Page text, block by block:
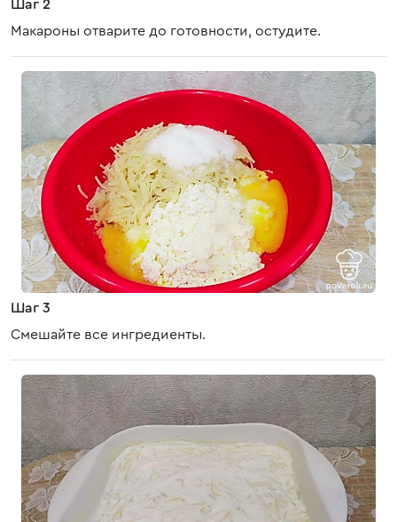
Шаг 2
Макароны отварите до готовности, остудите.
Шаг 3
Смешайте все ингредиенты.